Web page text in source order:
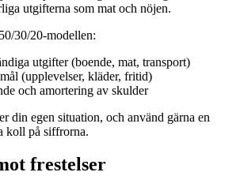
utgifterna som mat och nöjen.
30/20-modellen:
utgifter (boende, mat, transport)
(upplevelser, kläder, fritid)
och amortering av skulder
din egen situation, och använd gärna en
koll på siffrorna.
frestelser